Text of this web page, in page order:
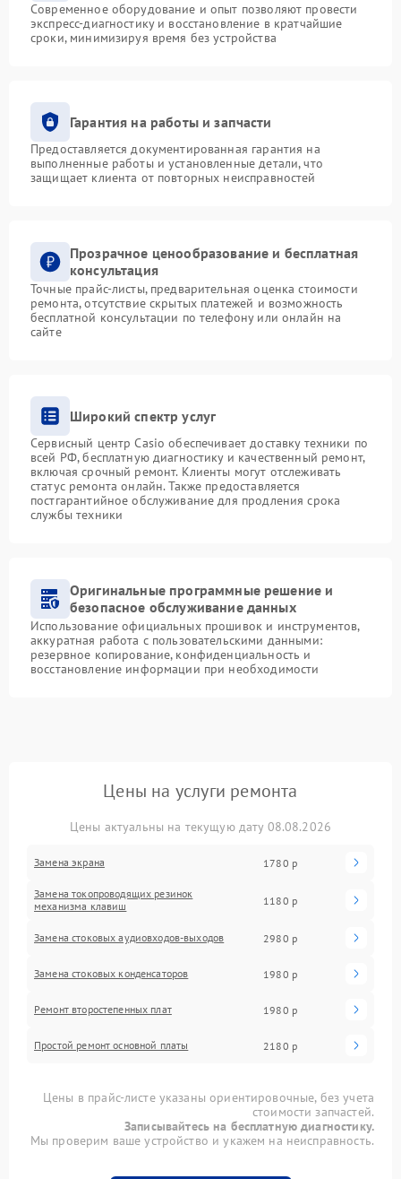
Современное оборудование и опыт позволяют провести
экспресс-диагностику и восстановление в кратчайшие
сроки, минимизируя время без устройства
Гарантия на работы и запчасти
Предоставляется документированная гарантия на
выполненные работы и установленные детали, что
защищает клиента от повторных неисправностей
Прозрачное ценообразование и бесплатная
консультация
Точные прайс-листы, предварительная оценка стоимости
ремонта, отсутствие скрытых платежей и возможность
бесплатной консультации по телефону или онлайн на
сайте
Широкий спектр услуг
Сервисный центр Casio обеспечивает доставку техники по
всей РФ, бесплатную диагностику и качественный ремонт,
включая срочный ремонт. Клиенты могут отслеживать
статус ремонта онлайн. Также предоставляется
постгарантийное обслуживание для продления срока
службы техники
Оригинальные программные решение и
безопасное обслуживание данных
Использование официальных прошивок и инструментов,
аккуратная работа с пользовательскими данными:
резервное копирование, конфиденциальность и
восстановление информации при необходимости
Цены на услуги ремонта
Цены актуальны на текущую дату 08.08.2026
Замена экрана 1780 р
Замена токопроводящих резинок
механизма клавиш
1180 р
Замена стоковых аудиовходов-выходов 2980 р
Замена стоковых конденсаторов 1980 р
Ремонт второстепенных плат 1980 р
Простой ремонт основной платы 2180 р
Цены в прайс-листе указаны ориентировочные, без учета
стоимости запчастей.
Записывайтесь на бесплатную диагностику.
Мы проверим ваше устройство и укажем на неисправность.